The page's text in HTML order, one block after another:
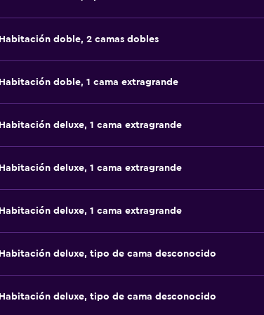
Habitación doble, 2 camas dobles
Habitación doble, 1 cama extragrande
Habitación deluxe, 1 cama extragrande
Habitación deluxe, 1 cama extragrande
Habitación deluxe, 1 cama extragrande
Habitación deluxe, tipo de cama desconocido
Habitación deluxe, tipo de cama desconocido